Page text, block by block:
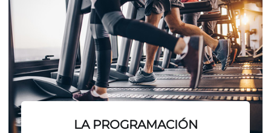
LA PROGRAMACIÓN